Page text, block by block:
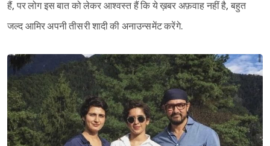
हैं, पर लोग इस बात को लेकर आश्वस्त हैं कि ये ख़बर अफ़वाह नहीं है, बहुत
जल्द आमिर अपनी तीसरी शादी की अनाउन्समेंट करेंगे.